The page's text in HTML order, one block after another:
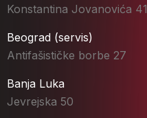
Konstantina Jovanovića 41
Beograd (servis)
Antifašističke borbe 27
Banja Luka
Jevrejska 50